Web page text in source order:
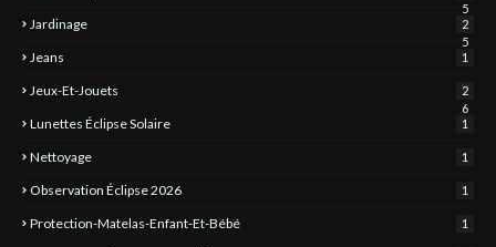
5
Jardinage
2
5
Jeans 1
Jeux-Et-Jouets
2
6
Lunettes Éclipse Solaire 1
Nettoyage 1
Observation Éclipse 2026 1
Protection-Matelas-Enfant-Et-Bébé 1